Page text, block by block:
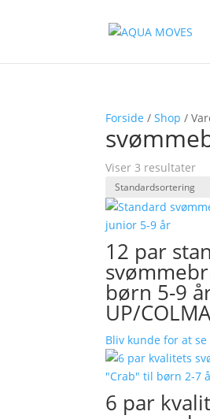
Forside /Shop /
Viser 3 resultater
12 par
børn 5-9
UP/
Bliv kunde for at
6 par